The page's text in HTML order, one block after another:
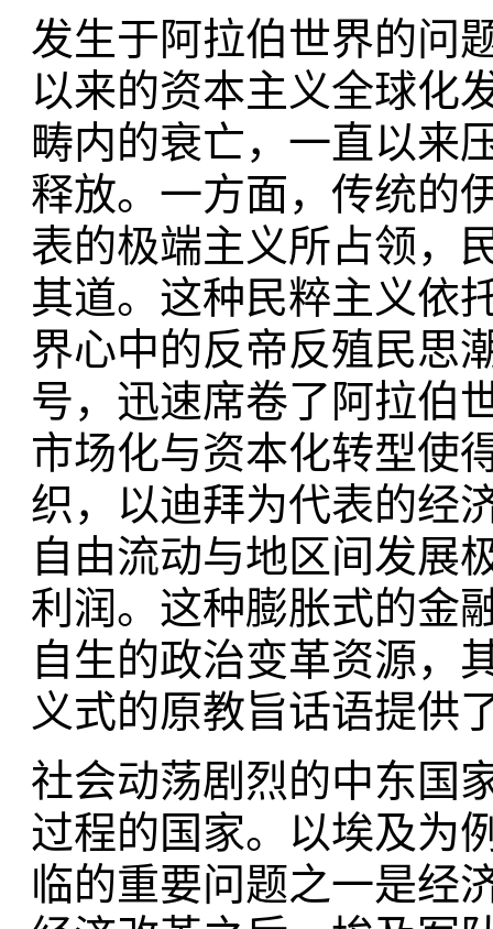
发生于阿拉伯世界的问
以来的资本主义全球化
畴内的衰亡，一直以来
释放。一方面，传统的
表的极端主义所占领，
其道。这种民粹主义依
界心中的反帝反殖民思
号，迅速席卷了阿拉伯
市场化与资本化转型使
织，以迪拜为代表的经
自由流动与地区间发展
利润。这种膨胀式的金
自生的政治变革资源，
义式的原教旨话语提供
社会动荡剧烈的中东国
过程的国家。以埃及为
临的重要问题之一是经